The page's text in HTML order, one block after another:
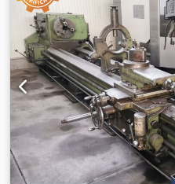
400x500 mm Angolo elica
creatore: 500 mm Velocità
Acjxln Iwokea Potenza totale
macchina: 160 ton Dotata di
testa di generazione
interna, ruote di ricambio,